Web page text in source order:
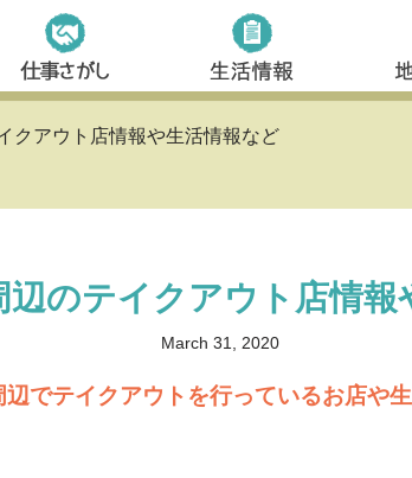
クアウト店情報や生活情報など
のテイクアウト店情報
March 31, 2020
でテイクアウトを行っているお店や